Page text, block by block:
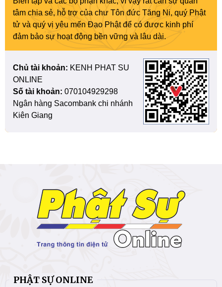
tâm chia sẻ, hỗ trợ của chư Tôn đức Tăng Ni, quý Phật
tử và quý vị yêu mến Đạo Phật để có được kinh phí
đảm bảo sự hoạt động bền vững và lâu dài.
Chủ tài khoản: KENH PHAT SU
ONLINE
Số tài khoản: 070104929298
Ngân hàng Sacombank chi nhánh
Kiên Giang
PHẬT SỰ ONLINE